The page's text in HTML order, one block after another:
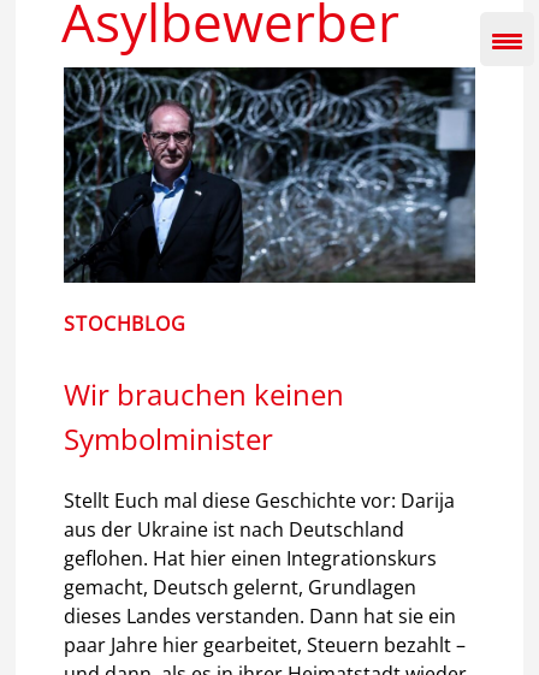
springenAsylbewerber
STOCHBLOG
Wir brauchen keinen
Symbolminister
Stellt Euch mal diese Geschichte vor: Darija
aus der Ukraine ist nach Deutschland
geflohen. Hat hier einen Integrationskurs
gemacht, Deutsch gelernt, Grundlagen
dieses Landes verstanden. Dann hat sie ein
paar Jahre hier gearbeitet, Steuern bezahlt –